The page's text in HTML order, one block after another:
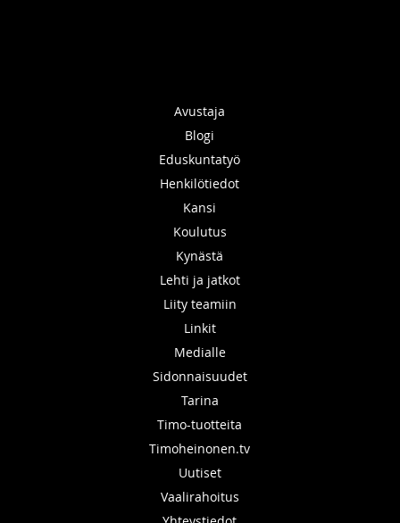
Avustaja
Blogi
Eduskuntatyö
Henkilötiedot
Kansi
Koulutus
Kynästä
Lehti ja jatkot
Liity teamiin
Linkit
Medialle
Sidonnaisuudet
Tarina
Timo-tuotteita
Timoheinonen.tv
Uutiset
Vaalirahoitus